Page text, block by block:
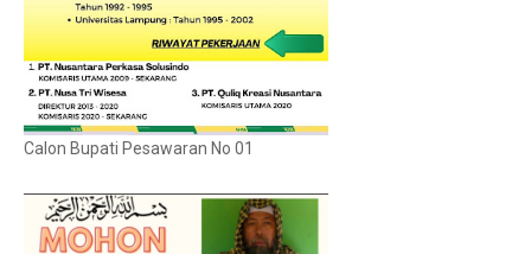
Calon Bupati Pesawaran No 01